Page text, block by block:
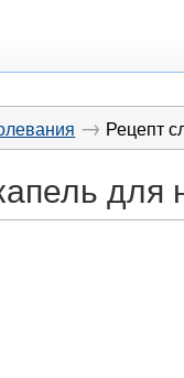
→ Рецепт
для